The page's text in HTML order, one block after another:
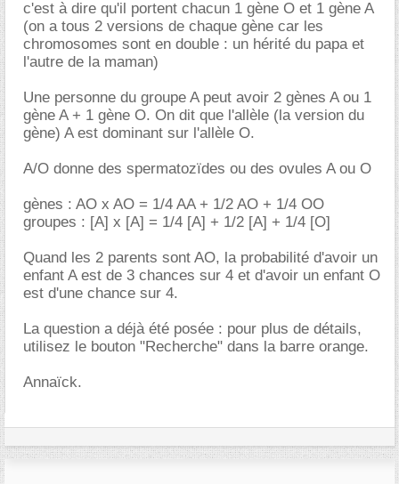
c'est à dire qu'il portent chacun 1 gène O et 1 gène A
(on a tous 2 versions de chaque gène car les
chromosomes sont en double : un hérité du papa et
l'autre de la maman)
Une personne du groupe A peut avoir 2 gènes A ou 1
gène A + 1 gène O. On dit que l'allèle (la version du
gène) A est dominant sur l'allèle O.
A/O donne des spermatozïdes ou des ovules A ou O
gènes : AO x AO = 1/4 AA + 1/2 AO + 1/4 OO
groupes : [A] x [A] = 1/4 [A] + 1/2 [A] + 1/4 [O]
Quand les 2 parents sont AO, la probabilité d'avoir un
enfant A est de 3 chances sur 4 et d'avoir un enfant O
est d'une chance sur 4.
La question a déjà été posée : pour plus de détails,
utilisez le bouton "Recherche" dans la barre orange.
Annaïck.